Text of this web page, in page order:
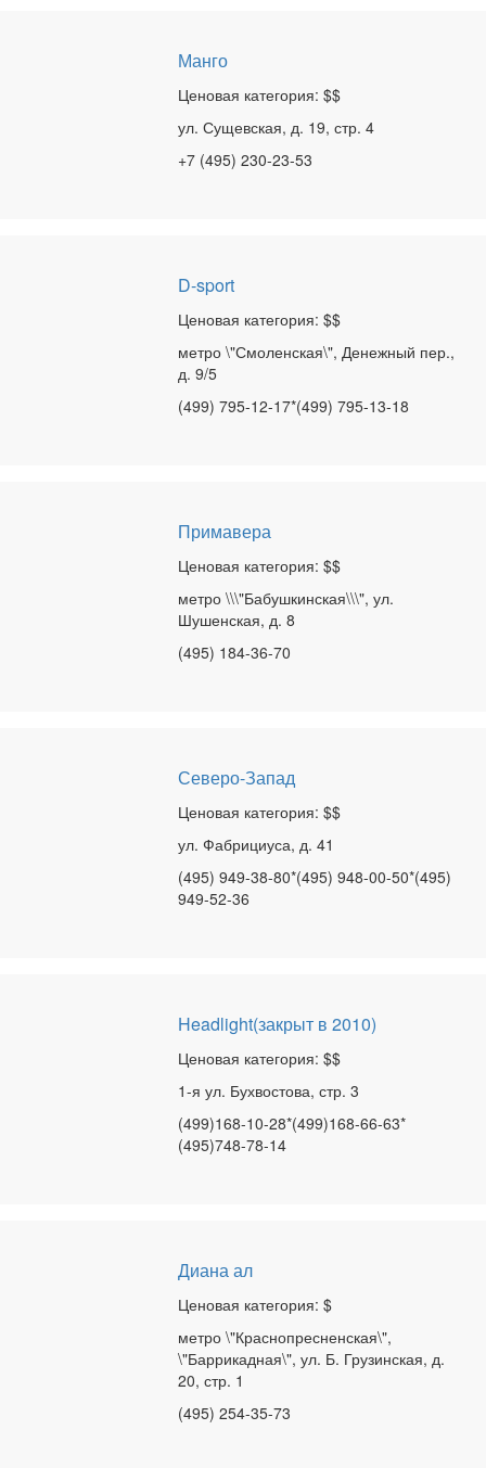
Манго
Ценовая категория: $$
ул. Сущевская, д. 19, стр. 4
+7 (495) 230-23-53
D-sport
Ценовая категория: $$
метро \"Смоленская\", Денежный пер.,
д. 9/5
(499) 795-12-17*(499) 795-13-18
Примавера
Ценовая категория: $$
метро \\\"Бабушкинская\\\", ул.
Шушенская, д. 8
(495) 184-36-70
Северо-Запад
Ценовая категория: $$
ул. Фабрициуса, д. 41
(495) 949-38-80*(495) 948-00-50*(495)
949-52-36
Headlight(закрыт в 2010)
Ценовая категория: $$
1-я ул. Бухвостова, стр. 3
(499)168-10-28*(499)168-66-63*
(495)748-78-14
Диана ал
Ценовая категория: $
метро \"Краснопресненская\",
\"Баррикадная\", ул. Б. Грузинская, д.
20, стр. 1
(495) 254-35-73